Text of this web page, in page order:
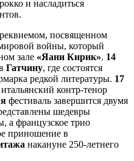
и насладиться
посвященном
войны, который
зале «Яани Кирик». 14
Гатчину, где состоятся
редкой литературы. 17
итальянский контр-тенор
фестиваль завершится двумя
шедевры
а французское трио
приношение в
накануне 250-летнего